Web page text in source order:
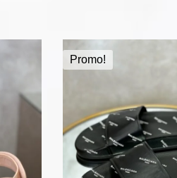
Promo!